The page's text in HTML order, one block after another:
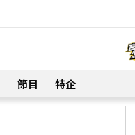
節目 特企